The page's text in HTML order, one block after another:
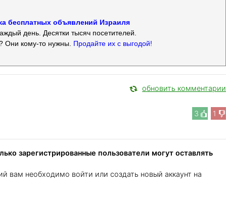
бесплатных объявлений Израиля
день. Десятки тысяч посетителей.
Они кому-то нужны. Продайте их с выгодой!
обновить комментарии
3 1
зарегистрированные пользователи могут оставлять
вам необходимо войти или создать новый аккаунт на